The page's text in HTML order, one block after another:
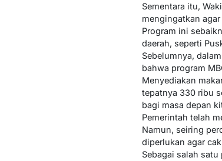
Sementara itu,
mengingatkan
Program ini
daerah, seperti
Sebelumnya,
bahwa program
Menyediakan
tepatnya 330 ribu
bagi masa depan
Pemerintah telah
Namun, seiring
diperlukan agar
Sebagai salah